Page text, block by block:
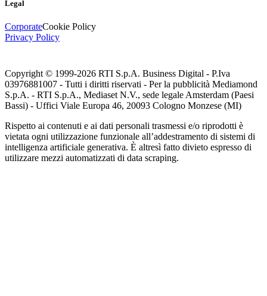
Legal
CorporateCookie Policy
Privacy Policy
Copyright © 1999-2026 RTI S.p.A. Business Digital - P.Iva
03976881007 - Tutti i diritti riservati - Per la pubblicità Mediamond
S.p.A. - RTI S.p.A., Mediaset N.V., sede legale Amsterdam (Paesi
Bassi) - Uffici Viale Europa 46, 20093 Cologno Monzese (MI)
Rispetto ai contenuti e ai dati personali trasmessi e/o riprodotti è
vietata ogni utilizzazione funzionale all’addestramento di sistemi di
intelligenza artificiale generativa. È altresì fatto divieto espresso di
utilizzare mezzi automatizzati di data scraping.